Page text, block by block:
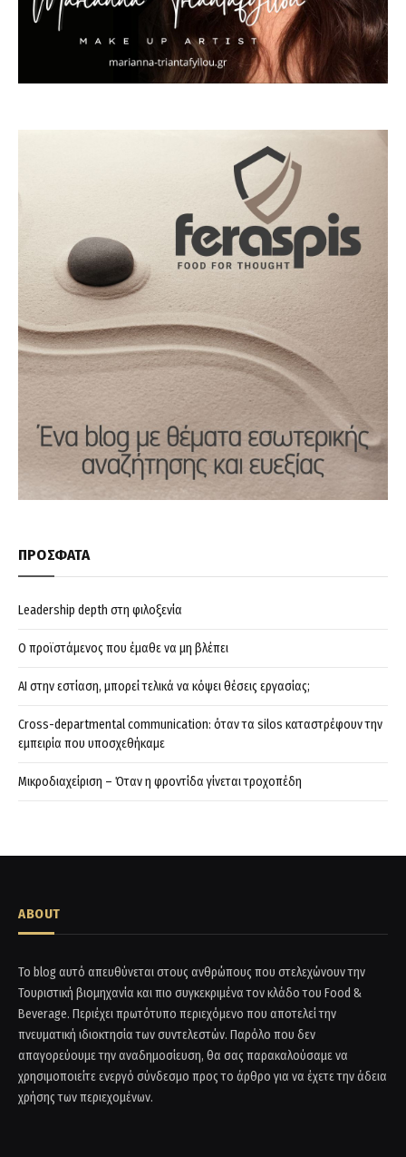
ΠΡΟΣΦΑΤΑ
Leadership depth στη φιλοξενία
Ο προϊστάμενος που έμαθε να μη βλέπει
AI στην εστίαση, μπορεί τελικά να κόψει θέσεις εργασίας;
Cross-departmental communication: όταν τα silos καταστρέφουν την
εμπειρία που υποσχεθήκαμε
Μικροδιαχείριση – Όταν η φροντίδα γίνεται τροχοπέδη
ABOUT
Το blog αυτό απευθύνεται στους ανθρώπους που στελεχώνουν την
Τουριστική βιομηχανία και πιο συγκεκριμένα τον κλάδο του Food &
Beverage. Περιέχει πρωτότυπο περιεχόμενο που αποτελεί την
πνευματική ιδιοκτησία των συντελεστών. Παρόλο που δεν
απαγορεύουμε την αναδημοσίευση, θα σας παρακαλούσαμε να
χρησιμοποιείτε ενεργό σύνδεσμο προς το άρθρο για να έχετε την άδεια
χρήσης των περιεχομένων.